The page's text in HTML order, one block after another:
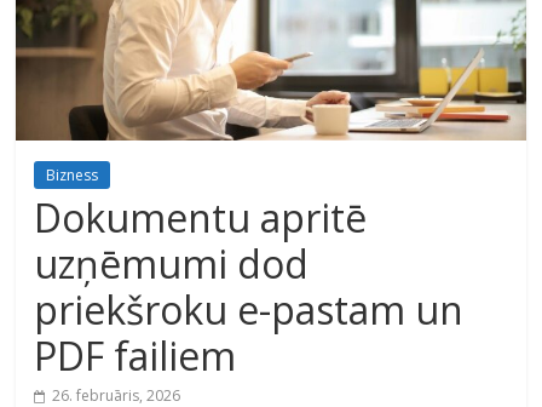
Bizness
Dokumentu apritē
uzņēmumi dod
priekšroku e-pastam un
PDF failiem
26. februāris, 2026